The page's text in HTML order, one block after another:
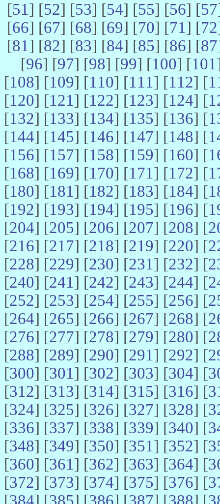
[51] [52] [53] [54] [55] [56] [57
[66] [67] [68] [69] [70] [71] [72
[81] [82] [83] [84] [85] [86] [87
[96] [97] [98] [99] [100] [101
[108] [109] [110] [111] [112] [
[120] [121] [122] [123] [124] [
[132] [133] [134] [135] [136] [
[144] [145] [146] [147] [148] [
[156] [157] [158] [159] [160] [
[168] [169] [170] [171] [172] [
[180] [181] [182] [183] [184] [
[192] [193] [194] [195] [196] [
[204] [205] [206] [207] [208] [
[216] [217] [218] [219] [220] [
[228] [229] [230] [231] [232] [
[240] [241] [242] [243] [244] [
[252] [253] [254] [255] [256] [
[264] [265] [266] [267] [268] [
[276] [277] [278] [279] [280] [
[288] [289] [290] [291] [292] [
[300] [301] [302] [303] [304] [
[312] [313] [314] [315] [316] [
[324] [325] [326] [327] [328] [
[336] [337] [338] [339] [340] [
[348] [349] [350] [351] [352] [
[360] [361] [362] [363] [364] [
[372] [373] [374] [375] [376] [
[384] [385] [386] [387] [388] [